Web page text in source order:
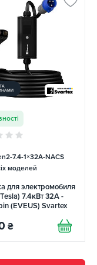
7.4-1×32А-NACS
моделей
для электромобиля
7.4кВт 32А -
(EVEUS) Svartex
₴